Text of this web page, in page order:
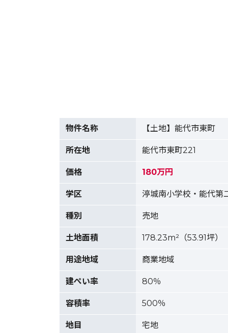
物件名称 【土地】能代市東町
所在地 能代市東町221
価格 180万円
学区 渟城南小学校・能代第
種別 売地
土地面積 178.23m²（53.91坪）
用途地域 商業地域
建ぺい率 80％
容積率 500％
地目 宅地